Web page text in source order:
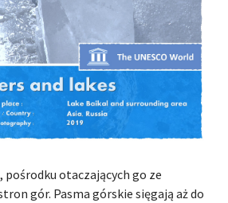
pośrodku otaczających go ze
gór. Pasma górskie sięgają aż do